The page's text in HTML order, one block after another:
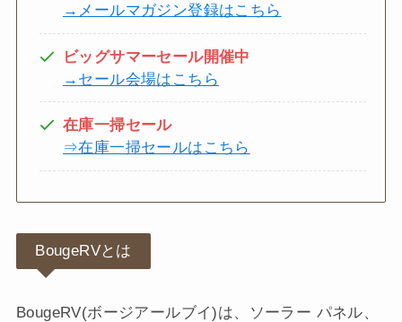
→メールマガジン登録はこちら
ビッグサマーセール開催中
→セール会場はこちら
在庫一掃セール
⇒在庫一掃セールはこちら
BougeRVとは
BougeRV(ボージアールブイ)は、ソーラー パネル、